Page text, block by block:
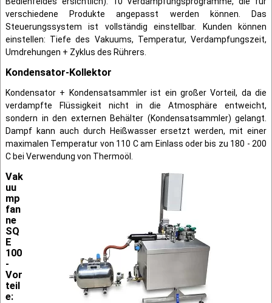
verschiedene Produkte angepasst werden können. Das
Steuerungssystem ist vollständig einstellbar. Kunden können
einstellen: Tiefe des Vakuums, Temperatur, Verdampfungszeit,
Umdrehungen + Zyklus des Rührers.
Kondensator-Kollektor
Kondensator + Kondensatsammler ist ein großer Vorteil, da die
verdampfte Flüssigkeit nicht in die Atmosphäre entweicht,
sondern in den externen Behälter (Kondensatsammler) gelangt.
Dampf kann auch durch Heißwasser ersetzt werden, mit einer
maximalen Temperatur von 110 C am Einlass oder bis zu 180 - 200
C bei Verwendung von Thermoöl.
Vak
uu
mp
fan
ne
SQ
E
100
-
Vor
teil
e: